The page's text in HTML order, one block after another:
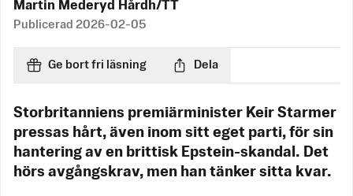
Martin Mederyd Hårdh/TT
Publicerad 2026-02-05
Ge bort fri läsning Dela
Storbritanniens premiärminister Keir Starmer
pressas hårt, även inom sitt eget parti, för sin
hantering av en brittisk Epstein-skandal. Det
hörs avgångskrav, men han tänker sitta kvar.